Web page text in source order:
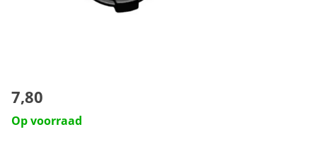
7,80
Op voorraad